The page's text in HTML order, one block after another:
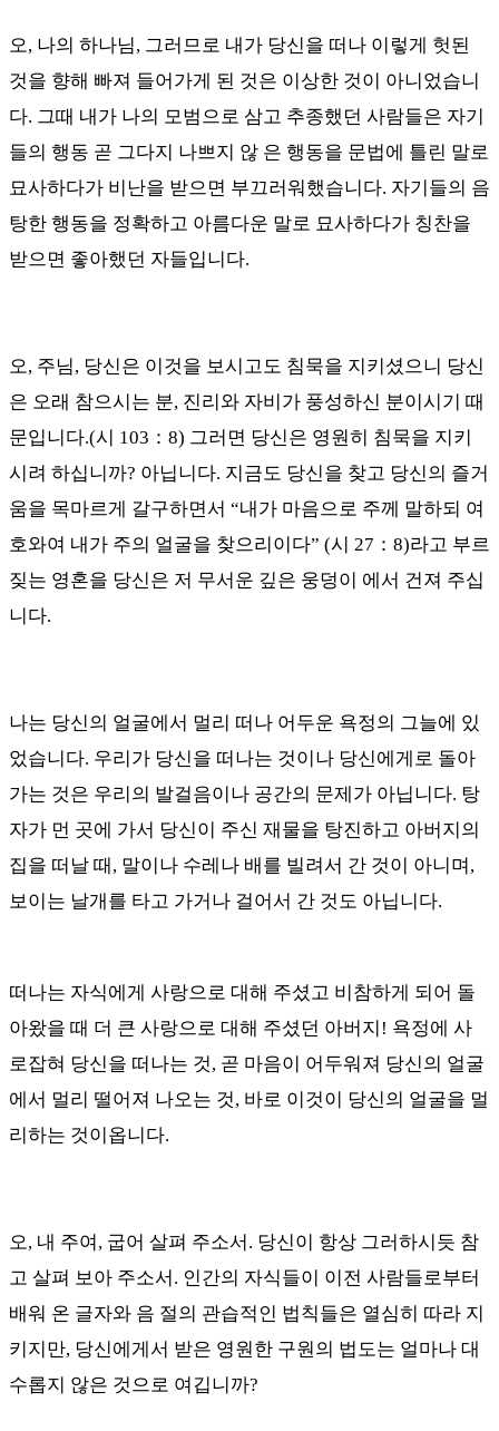
오, 나의 하나님, 그러므로 내가 당신을 떠나 이렇게 헛된
것을 향해 빠져 들어가게 된 것은 이상한 것이 아니었습니
다. 그때 내가 나의 모범으로 삼고 추종했던 사람들은 자기
들의 행동 곧 그다지 나쁘지 않 은 행동을 문법에 틀린 말로
묘사하다가 비난을 받으면 부끄러워했습니다. 자기들의 음
탕한 행동을 정확하고 아름다운 말로 묘사하다가 칭찬을
받으면 좋아했던 자들입니다.
오, 주님, 당신은 이것을 보시고도 침묵을 지키셨으니 당신
은 오래 참으시는 분, 진리와 자비가 풍성하신 분이시기 때
문입니다.(시 103 ： 8) 그러면 당신은 영원히 침묵을 지키
시려 하십니까? 아닙니다. 지금도 당신을 찾고 당신의 즐거
움을 목마르게 갈구하면서 “내가 마음으로 주께 말하되 여
호와여 내가 주의 얼굴을 찾으리이다” (시 27 ： 8)라고 부르
짖는 영혼을 당신은 저 무서운 깊은 웅덩이 에서 건져 주십
니다.
나는 당신의 얼굴에서 멀리 떠나 어두운 욕정의 그늘에 있
었습니다. 우리가 당신을 떠나는 것이나 당신에게로 돌아
가는 것은 우리의 발걸음이나 공간의 문제가 아닙니다. 탕
자가 먼 곳에 가서 당신이 주신 재물을 탕진하고 아버지의
집을 떠날 때 , 말이나 수레나 배를 빌려서 간 것이 아니며 ,
보이는 날개를 타고 가거나 걸어서 간 것도 아닙니다.
떠나는 자식에게 사랑으로 대해 주셨고 비참하게 되어 돌
아왔을 때 더 큰 사랑으로 대해 주셨던 아버지 ! 욕정에 사
로잡혀 당신을 떠나는 것, 곧 마음이 어두워져 당신의 얼굴
에서 멀리 떨어져 나오는 것, 바로 이것이 당신의 얼굴을 멀
리하는 것이옵니다.
오, 내 주여 , 굽어 살펴 주소서 . 당신이 항상 그러하시듯 참
고 살펴 보아 주소서 . 인간의 자식들이 이전 사람들로부터
배워 온 글자와 음 절의 관습적인 법칙들은 열심히 따라 지
키지만, 당신에게서 받은 영원한 구원의 법도는 얼마나 대
수롭지 않은 것으로 여깁니까?